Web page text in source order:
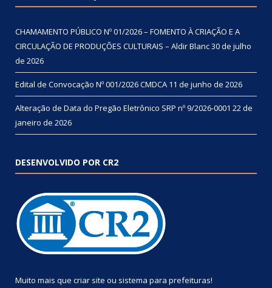
CHAMAMENTO PÚBLICO Nº 01/2026 – FOMENTO À CRIAÇÃO E A
CIRCULAÇÃO DE PRODUÇÕES CULTURAIS – Aldir Blanc30 de julho
de 2026
Edital de Convocação Nº 001/2026 CMDCA 11 de junho de 2026
Alteração de Data do Pregão Eletrônico SRP nº 9/2026-0001 22 de
janeiro de 2026
DESENVOLVIDO POR CR2
Muito mais que criar site ou sistema para prefeituras!